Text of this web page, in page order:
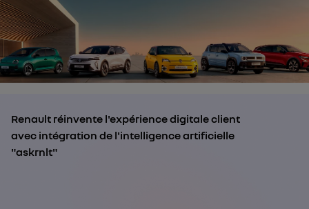
Renault réinvente l'expérience digitale client
avec intégration de l'intelligence artificielle
"askrnlt"